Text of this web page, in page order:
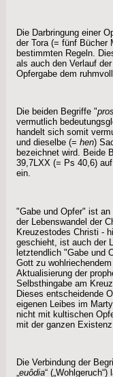
Die Darbringung einer
der Tora (= fünf Bücher
bestimmten Regeln.
als auch den Verlauf
Opfergabe dem
Die beiden Begriffe "
vermutlich
handelt sich somit
und dieselbe (= hen)
bezeichnet wird. Beide
39,7LXX (= Ps 40,6)
ein.
"Gabe und Opfer" ist
der Lebenswandel der
Kreuzestodes Christi -
geschieht, ist auch der
letztendlich "Gabe und
Gott zu
Aktualisierung der
Selbsthingabe am
Dieses entscheidende
eigenen Leibes im
nicht mit kultischen
mit der ganzen Existenz
Die Verbindung der
„euôdia“